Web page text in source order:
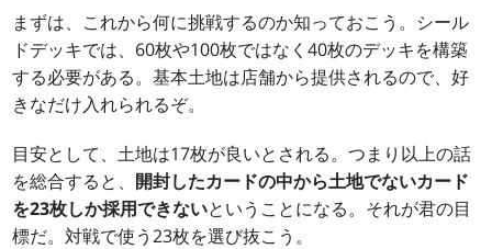
まずは、これから何に挑戦するのか知っておこう。シール
ドデッキでは、60枚や100枚ではなく40枚のデッキを構築
する必要がある。基本土地は店舗から提供されるので、好
きなだけ入れられるぞ。
目安として、土地は17枚が良いとされる。つまり以上の話
を総合すると、 開封したカードの中から土地でないカード
を23枚しか採用できないということになる。それが君の目
標だ。対戦で使う23枚を選び抜こう。